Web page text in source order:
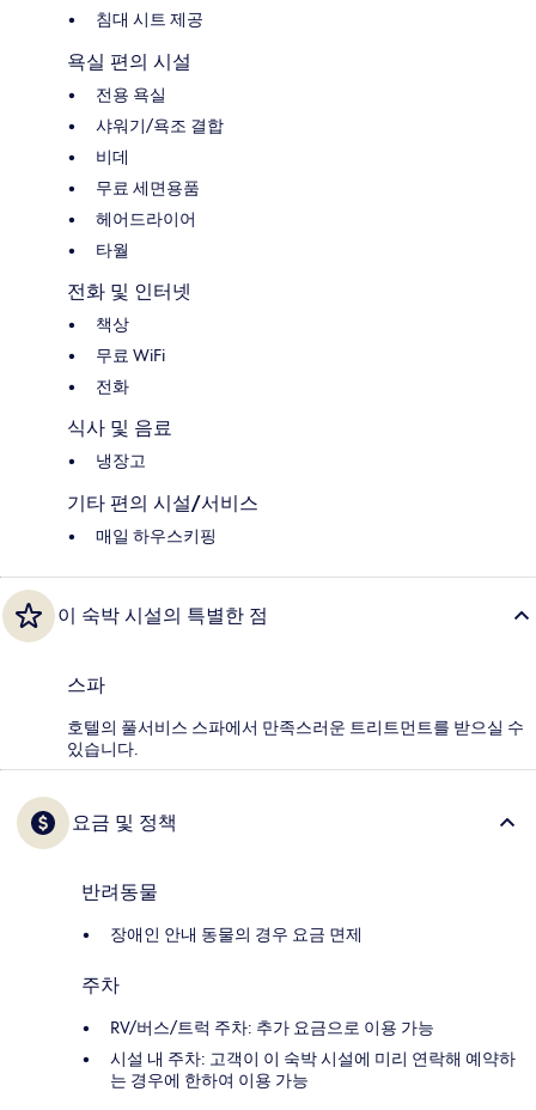
침대 시트 제공
욕실 편의 시설
전용 욕실
샤워기/욕조 결합
비데
무료 세면용품
헤어드라이어
타월
전화 및 인터넷
책상
무료 WiFi
전화
식사 및 음료
냉장고
기타 편의 시설/서비스
매일 하우스키핑
이 숙박 시설의 특별한 점
스파
호텔의 풀서비스 스파에서 만족스러운 트리트먼트를 받으실 수
있습니다.
요금 및 정책
반려동물
장애인 안내 동물의 경우 요금 면제
주차
RV/버스/트럭 주차: 추가 요금으로 이용 가능
시설 내 주차: 고객이 이 숙박 시설에 미리 연락해 예약하
는 경우에 한하여 이용 가능